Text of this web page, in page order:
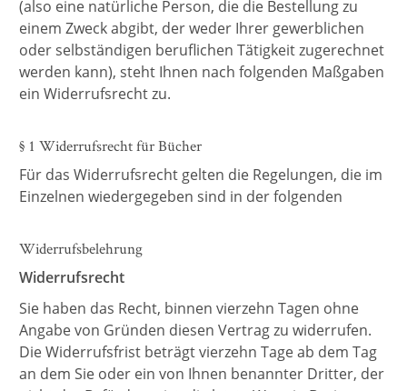
(also eine natürliche Person, die die Bestellung zu
einem Zweck abgibt, der weder Ihrer gewerblichen
oder selbständigen beruflichen Tätigkeit zugerechnet
werden kann), steht Ihnen nach folgenden Maßgaben
ein Widerrufsrecht zu.
§ 1 Widerrufsrecht für Bücher
Für das Widerrufsrecht gelten die Regelungen, die im
Einzelnen wiedergegeben sind in der folgenden
Widerrufsbelehrung
Widerrufsrecht
Sie haben das Recht, binnen vierzehn Tagen ohne
Angabe von Gründen diesen Vertrag zu widerrufen.
Die Widerrufsfrist beträgt vierzehn Tage ab dem Tag
an dem Sie oder ein von Ihnen benannter Dritter, der